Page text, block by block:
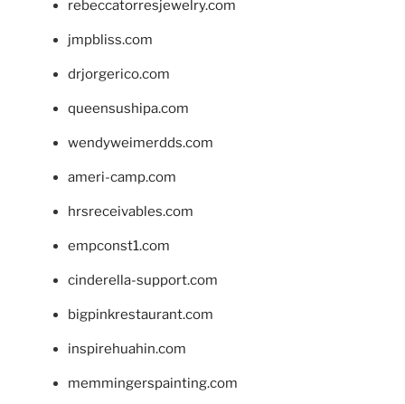
rebeccatorresjewelry.com
jmpbliss.com
drjorgerico.com
queensushipa.com
wendyweimerdds.com
ameri-camp.com
hrsreceivables.com
empconst1.com
cinderella-support.com
bigpinkrestaurant.com
inspirehuahin.com
memmingerspainting.com